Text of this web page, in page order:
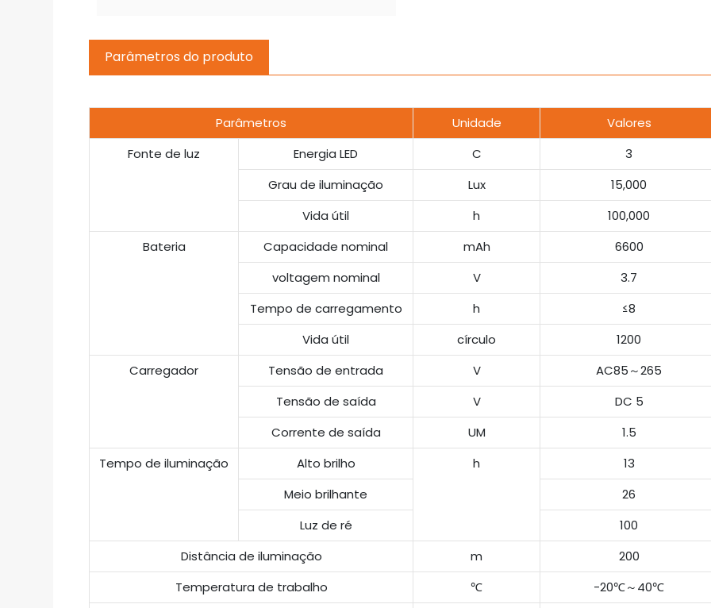
Parâmetros do produto
Parâmetros Unidade
Valores
Fonte de luz
Energia LED C
3
Grau de iluminação
Lux
15,000
Vida útil
h
100,000
Bateria
Capacidade nominal mAh
6600
voltagem nominal
V
3.7
Tempo de carregamento
h
≤8
Vida útil
círculo
1200
Carregador
Tensão de entrada V
AC85～265
Tensão de saída
V
DC 5
Corrente de saída
UM
1.5
Tempo de iluminação
Alto brilho h
13
Meio brilhante
26
Luz de ré
100
Distância de iluminação
m
200
Temperatura de trabalho
℃
-20℃～40℃